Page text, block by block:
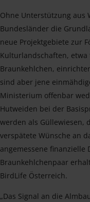
Ohne Unterstützung
Bundesländer die
neue Projektgebiete zur
Kulturlandschaften,
Braunkehlchen,
sind aber jene
Ministerium offenbar
Hutweiden bei der
werden als Güllewiesen,
verspätete Wünsche an
angemessene finanzielle
Braunkehlchenpaar
BirdLife Österreich.
„Das Signal an die